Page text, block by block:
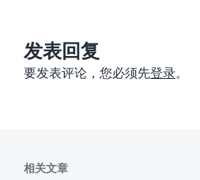
：
发表回复
要发表评论，您必须先登录。
相关文章